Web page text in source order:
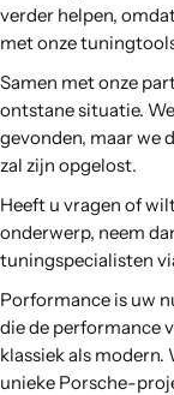
verder helpen,
met onze
Samen met onze
ontstane situatie.
gevonden, maar we
zal zijn opgelost.
Heeft u vragen of
onderwerp, neem
tuningspecialisten
Porformance is uw
die de performance
klassiek als modern.
unieke Porsche-